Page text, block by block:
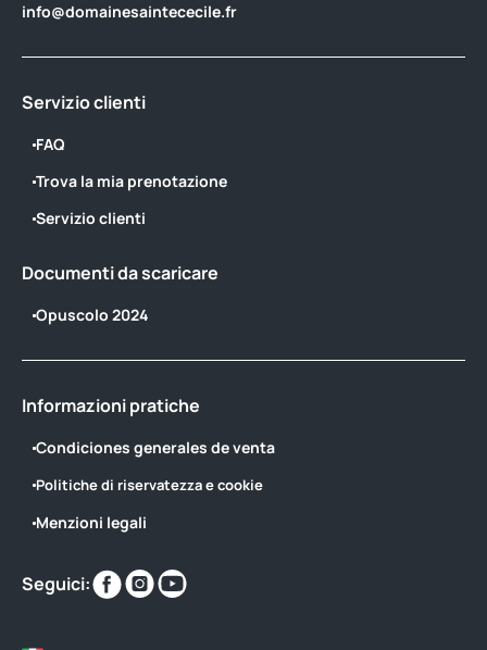
info@domainesaintececile.fr
Servizio clienti
FAQ
Trova la mia prenotazione
Servizio clienti
Documenti da scaricare
Opuscolo 2024
Informazioni pratiche
Condiciones generales de venta
Politiche di riservatezza e cookie
Menzioni legali
Seguici:
Trovaci
su
Trovaci
su